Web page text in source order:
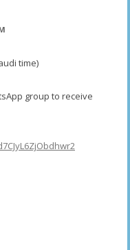
time)
group to receive